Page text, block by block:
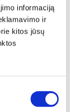
informaciją
ir
kitos jūsų